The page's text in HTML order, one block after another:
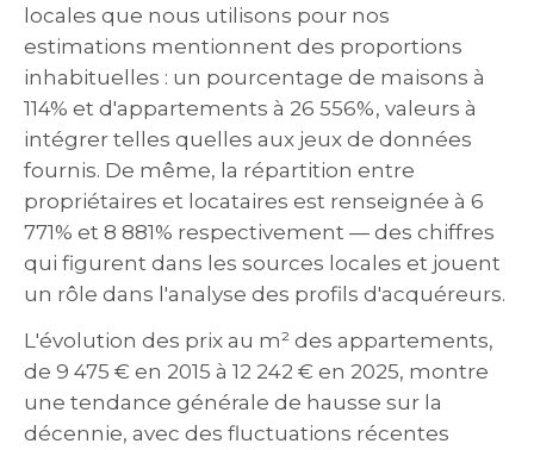
locales que nous utilisons pour nos
estimations mentionnent des proportions
inhabituelles : un pourcentage de maisons à
114% et d'appartements à 26 556%, valeurs à
intégrer telles quelles aux jeux de données
fournis. De même, la répartition entre
propriétaires et locataires est renseignée à 6
771% et 8 881% respectivement — des chiffres
qui figurent dans les sources locales et jouent
un rôle dans l'analyse des profils d'acquéreurs.
L'évolution des prix au m² des appartements,
de 9 475 € en 2015 à 12 242 € en 2025, montre
une tendance générale de hausse sur la
décennie, avec des fluctuations récentes